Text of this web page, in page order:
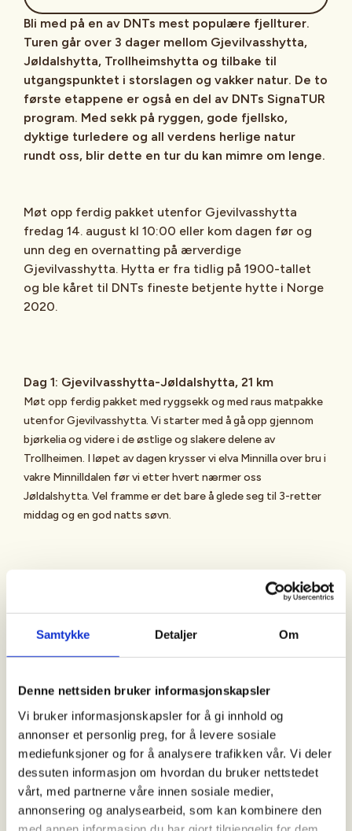
Samtykke Detaljer Om
Denne nettsiden bruker informasjonskapsler
Vi bruker informasjonskapsler for å gi innhold og
annonser et personlig preg, for å levere sosiale
mediefunksjoner og for å analysere trafikken vår. Vi deler
dessuten informasjon om hvordan du bruker nettstedet
vårt, med partnerne våre innen sosiale medier,
annonsering og analysearbeid, som kan kombinere den
Bli med på en av DNTs mest populære fjellturer.
Turen går over 3 dager mellom Gjevilvasshytta,
Jøldalshytta, Trollheimshytta og tilbake til
utgangspunktet i storslagen og vakker natur. De to
første etappene er også en del av DNTs SignaTUR
program. Med sekk på ryggen, gode fjellsko,
dyktige turledere og all verdens herlige natur
rundt oss, blir dette en tur du kan mimre om lenge.
Møt opp ferdig pakket utenfor Gjevilvasshytta
fredag 14. august kl 10:00 eller kom dagen før og
unn deg en overnatting på ærverdige
Gjevilvasshytta. Hytta er fra tidlig på 1900-tallet
og ble kåret til DNTs fineste betjente hytte i Norge
2020.
Dag 1: Gjevilvasshytta-Jøldalshytta, 21 km
Møt opp ferdig pakket med ryggsekk og med raus matpakke
utenfor Gjevilvasshytta. Vi starter med å gå opp gjennom
bjørkelia og videre i de østlige og slakere delene av
Trollheimen. I løpet av dagen krysser vi elva Minnilla over bru i
vakre Minnilldalen før vi etter hvert nærmer oss
Jøldalshytta. Vel framme er det bare å glede seg til 3-retter
middag og en god natts søvn.
Dag 2: Jøldalshytta-Trollheimshytta, 18 km
normalruta over Geithøtta (1325 moh) som byr på nydelig
gjennom Svartådalen som går langs elva Svartåa som byr på
på turen ankommer vi Trollheimshytta som ligger veiløst til i
hjertet av Trollheimen.
Dag 3: Trollheimshytta-Gjevilvasshytta, 21 km